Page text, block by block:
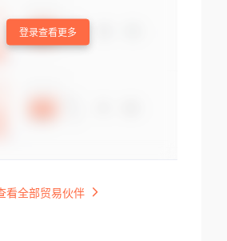
登录查看更多
看全部贸易伙伴